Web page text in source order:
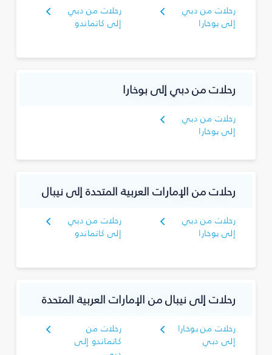
رحلات من دبي
إلى بوخارا
رحلات من دبي
إلى كاتماندو
رحلات من دبي إلى بوخارا
رحلات من دبي
إلى بوخارا
رحلات من الإمارات العربية المتحدة إلى نيبال
رحلات من دبي
إلى بوخارا
رحلات من دبي
إلى كاتماندو
رحلات إلى نيبال من الإمارات العربية المتحدة
رحلات من بوخارا
إلى دبي
رحلات من
كاتماندو إلى